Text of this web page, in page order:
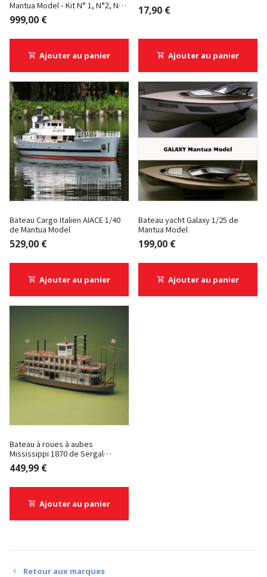
Mantua Model - Kit N° 1, N°2, N°3,
N°4 et N°5
999,00 €
Ajouter au panier
17,90 €
Ajouter au panier
Bateau Cargo Italien AIACE 1/40
de Mantua Model
529,00 €
Ajouter au panier
Bateau yacht Galaxy 1/25 de
Mantua Model
199,00 €
Ajouter au panier
Bateau à roues à aubes
Mississippi 1870 de Sergal
Modelli
449,99 €
Ajouter au panier
Retour aux marques